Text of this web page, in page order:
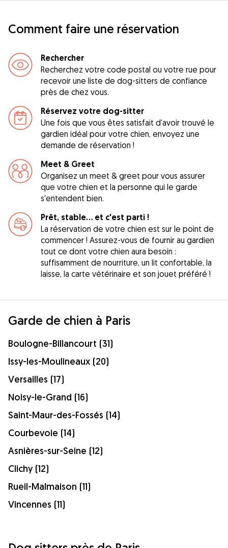
Comment faire une réservation
Rechercher
Recherchez votre code postal ou votre rue pour
recevoir une liste de dog-sitters de confiance
près de chez vous.
Réservez votre dog-sitter
Une fois que vous êtes satisfait d'avoir trouvé le
gardien idéal pour votre chien, envoyez une
demande de réservation !
Meet & Greet
Organisez un meet & greet pour vous assurer
que votre chien et la personne qui le garde
s'entendent bien.
Prêt, stable... et c'est parti !
La réservation de votre chien est sur le point de
commencer ! Assurez-vous de fournir au gardien
tout ce dont votre chien aura besoin :
suffisamment de nourriture, un lit confortable, la
laisse, la carte vétérinaire et son jouet préféré !
Garde de chien à Paris
Boulogne-Billancourt (31)
Issy-les-Moulineaux (20)
Versailles (17)
Noisy-le-Grand (16)
Saint-Maur-des-Fossés (14)
Courbevoie (14)
Asnières-sur-Seine (12)
Clichy (12)
Rueil-Malmaison (11)
Vincennes (11)